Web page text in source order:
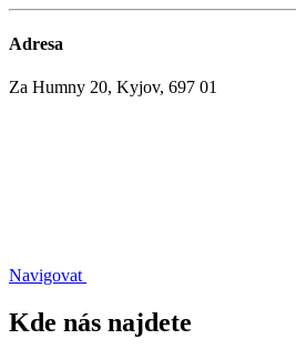
Adresa
Za Humny 20, Kyjov, 697 01
Navigovat
Kde nás najdete